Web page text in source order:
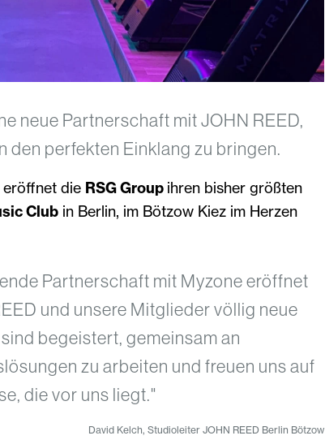
neue Partnerschaft mit JOHN REED,
den perfekten Einklang zu bringen.
eröffnet die RSG Groupihren bisher größten
Clubin Berlin, im Bötzow Kiez im Herzen
Partnerschaft mit Myzone eröffnet
und unsere Mitglieder völlig neue
begeistert, gemeinsam an
zu arbeiten und freuen uns auf
die vor uns liegt."
David Kelch, Studioleiter JOHN REED Berlin Bötzow